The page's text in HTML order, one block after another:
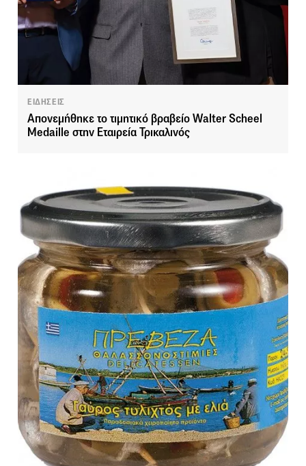
ΕΙΔΗΣΕΙΣ
Απονεμήθηκε το τιμητικό βραβείο Walter Scheel
Medaille στην Εταιρεία Τρικαλινός